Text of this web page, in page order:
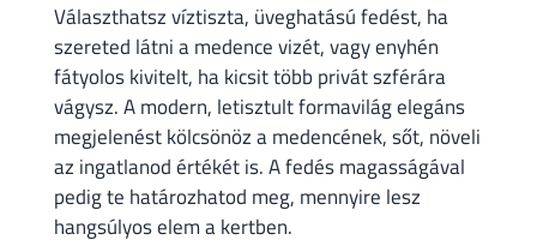
Választhatsz víztiszta, üveghatású fedést, ha
szereted látni a medence vizét, vagy enyhén
fátyolos kivitelt, ha kicsit több privát szférára
vágysz. A modern, letisztult formavilág elegáns
megjelenést kölcsönöz a medencének, sőt, növeli
az ingatlanod értékét is. A fedés magasságával
pedig te határozhatod meg, mennyire lesz
hangsúlyos elem a kertben.